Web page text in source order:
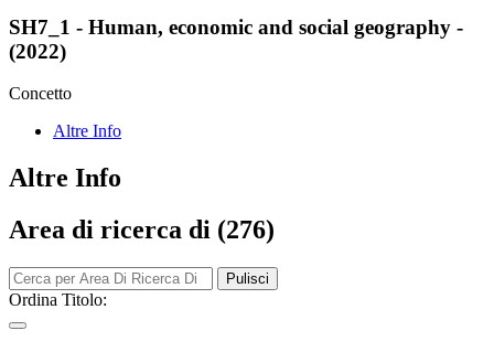
SH7_1 - Human, economic and social geography -
(2022)
Concetto
Altre Info
Altre Info
Area di ricerca di (276)
Pulisci
Ordina Titolo: